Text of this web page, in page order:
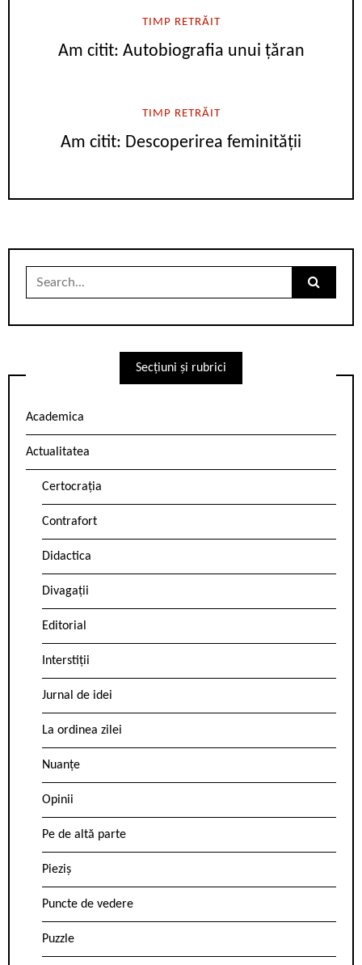
TIMP RETRĂIT
Am citit: Autobiografia unui țăran
TIMP RETRĂIT
Am citit: Descoperirea feminității
Search
Secțiuni și rubrici
Academica
Actualitatea
Certocrația
Contrafort
Didactica
Divagații
Editorial
Interstiții
Jurnal de idei
La ordinea zilei
Nuanțe
Opinii
Pe de altă parte
Pieziș
Puncte de vedere
Puzzle